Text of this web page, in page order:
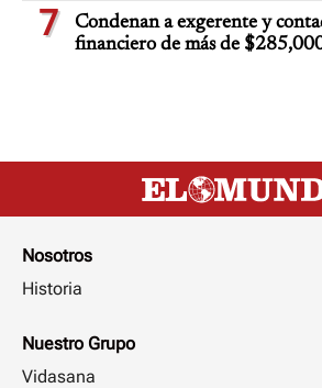
7
Condenan a exgerente y
financiero de más de
Nosotros
Historia
Nuestro Grupo
Vidasana